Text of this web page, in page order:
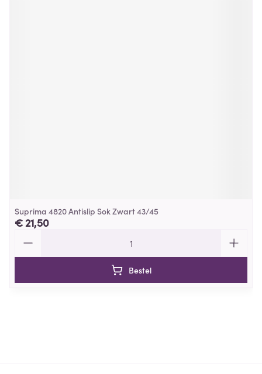
Suprima 4820 Antislip Sok Zwart 43/45
€ 21,50
Bestel